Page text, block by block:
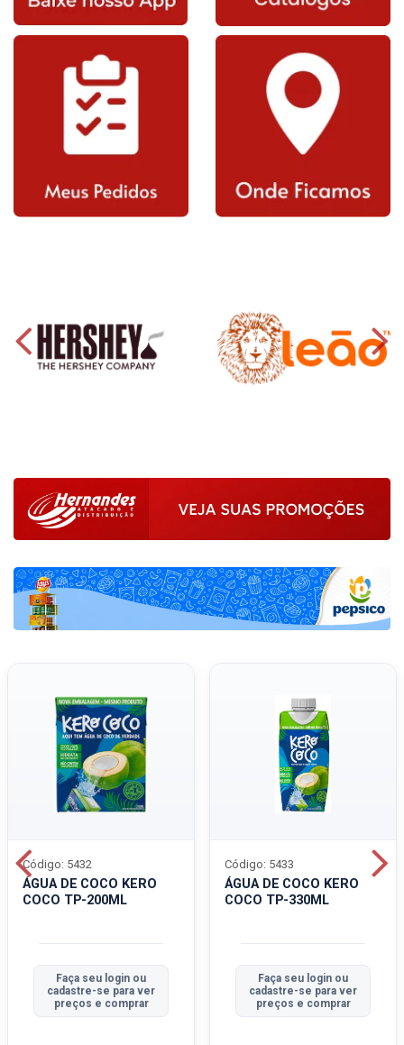
ÁGUA DE COCO KERO
COCO TP-200ML
Código: 5432
Faça seu login ou
cadastre-se para ver
preços e comprar
ÁGUA DE COCO KERO
COCO TP-330ML
Código: 5433
Faça seu login ou
cadastre-se para ver
preços e comprar